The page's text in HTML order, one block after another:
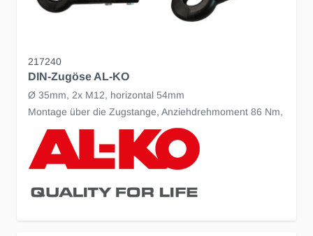
217240
DIN-Zugöse AL-KO
Ø 35mm, 2x M12, horizontal 54mm
Montage über die Zugstange, Anziehdrehmoment 86 Nm,